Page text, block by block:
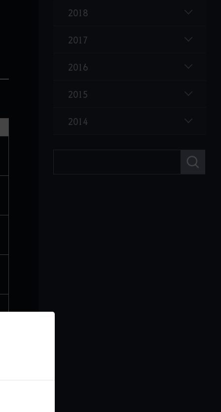
채집 도구 간소화
야즈의 조합 주머니(아이템 조합 가방)
개량형 길드 갤리선
2018
2017
2016
2015
2014